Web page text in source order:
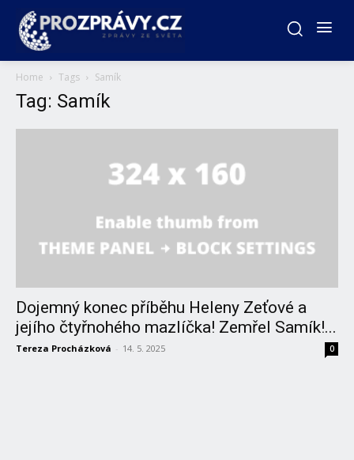
Home Tags Samík
Tag: Samík
Dojemný konec příběhu Heleny Zeťové a
jejího čtyřnohého mazlíčka! Zemřel Samík!...
Tereza Procházková - 14. 5. 2025 0